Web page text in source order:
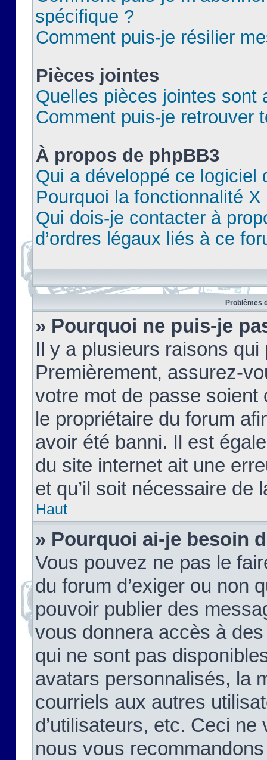
spécifique ?
Comment puis-je résilier
Pièces jointes
Quelles pièces jointes sont
Comment puis-je retrouver
À propos de phpBB3
Qui a développé ce logiciel
Pourquoi la fonctionnalité X
Qui dois-je contacter à
d’ordres légaux liés à ce
Problèmes
» Pourquoi ne puis-je
Il y a plusieurs raisons
Premièrement, assurez-
votre mot de passe soient
le propriétaire du forum
avoir été banni. Il est
du site internet ait une
et qu’il soit nécessaire de
Haut
» Pourquoi ai-je besoin
Vous pouvez ne pas le
du forum d’exiger ou non
pouvoir publier des
vous donnera accès à
qui ne sont pas
avatars personnalisés, la
courriels aux autres
d’utilisateurs, etc. Ceci
nous vous